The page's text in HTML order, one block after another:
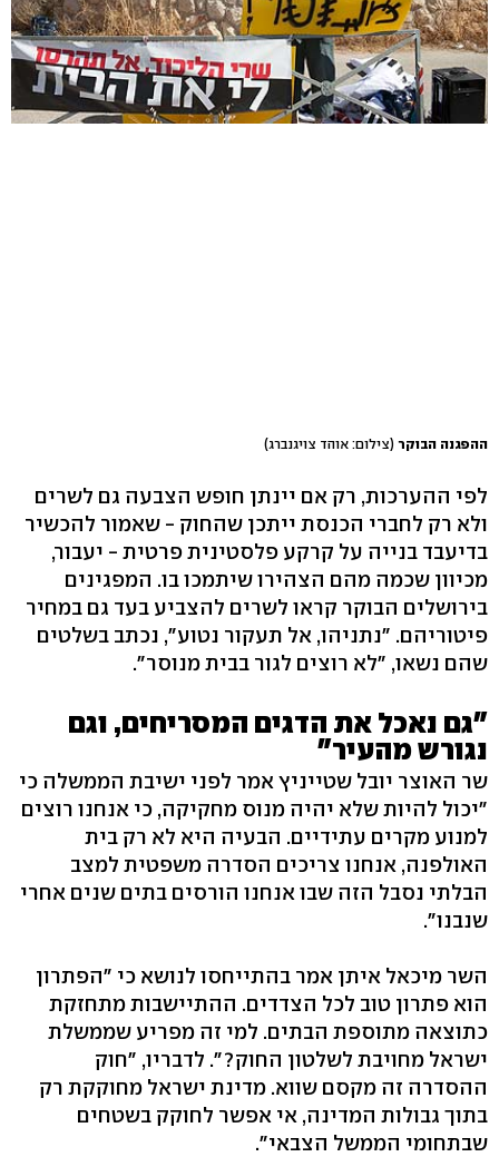
ההפגנה הבוקר (צילום: אוהד צויגנברג)
לפי ההערכות, רק אם יינתן חופש הצבעה גם לשרים
ולא רק לחברי הכנסת ייתכן שהחוק - שאמור להכשיר
בדיעבד בנייה על קרקע פלסטינית פרטית - יעבור,
מכיוון שכמה מהם הצהירו שיתמכו בו. המפגינים
בירושלים הבוקר קראו לשרים להצביע בעד גם במחיר
פיטוריהם. "נתניהו, אל תעקור נטוע", נכתב בשלטים
שהם נשאו, "לא רוצים לגור בבית מנוסר".
"גם נאכל את הדגים המסריחים, וגם
נגורש מהעיר"
שר האוצר יובל שטייניץ אמר לפני ישיבת הממשלה כי
"יכול להיות שלא יהיה מנוס מחקיקה, כי אנחנו רוצים
למנוע מקרים עתידיים. הבעיה היא לא רק בית
האולפנה, אנחנו צריכים הסדרה משפטית למצב
הבלתי נסבל הזה שבו אנחנו הורסים בתים שנים אחרי
שנבנו".
השר מיכאל איתן אמר בהתייחסו לנושא כי "הפתרון
הוא פתרון טוב לכל הצדדים. ההתיישבות מתחזקת
כתוצאה מתוספת הבתים. למי זה מפריע שממשלת
ישראל מחויבת לשלטון החוק?". לדבריו, "חוק
ההסדרה זה מקסם שווא. מדינת ישראל מחוקקת רק
בתוך גבולות המדינה, אי אפשר לחוקק בשטחים
שבתחומי הממשל הצבאי".